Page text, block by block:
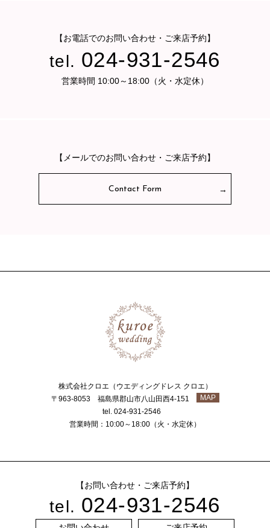
【お電話でのお問い合わせ・ご来店予約】
tel. 024-931-2546
営業時間 10:00～18:00（火・水定休）
【メールでのお問い合わせ・ご来店予約】
Contact Form
株式会社クロエ（ウエディングドレス クロエ）
〒963-8053 福島県郡山市八山田西4-151
MAP
tel. 024-931-2546
営業時間：10:00～18:00（火・水定休）
【お問い合わせ・ご来店予約】
tel. 024-931-2546